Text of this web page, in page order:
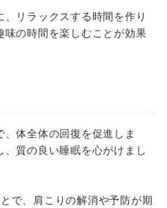
リラックスする時間を作り
味の時間を楽しむことが効果
体全体の回復を促進しま
質の良い睡眠を心がけまし
で、肩こりの解消や予防が期